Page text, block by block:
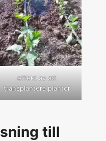
effekt av att
transplantera plantor
till